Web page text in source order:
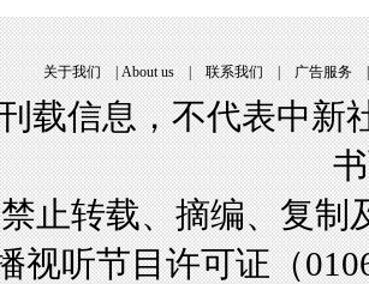
关于我们|About us|联系我们|广告服务
载信息，不代表中新
止转载、摘编、复制
视听节目许可证（